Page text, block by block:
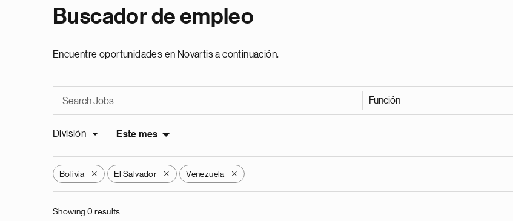
Buscador de empleo
Encuentre oportunidades en Novartis a continuación.
Función
División Este mes
Bolivia X El Salvador X Venezuela X
Showing 0 results